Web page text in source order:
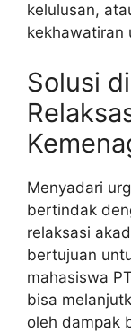
kelulusan,
kekhawatiran
Solusi
Menyadari
bertindak
relaksasi
bertujuan
mahasiswa
bisa
oleh dampak